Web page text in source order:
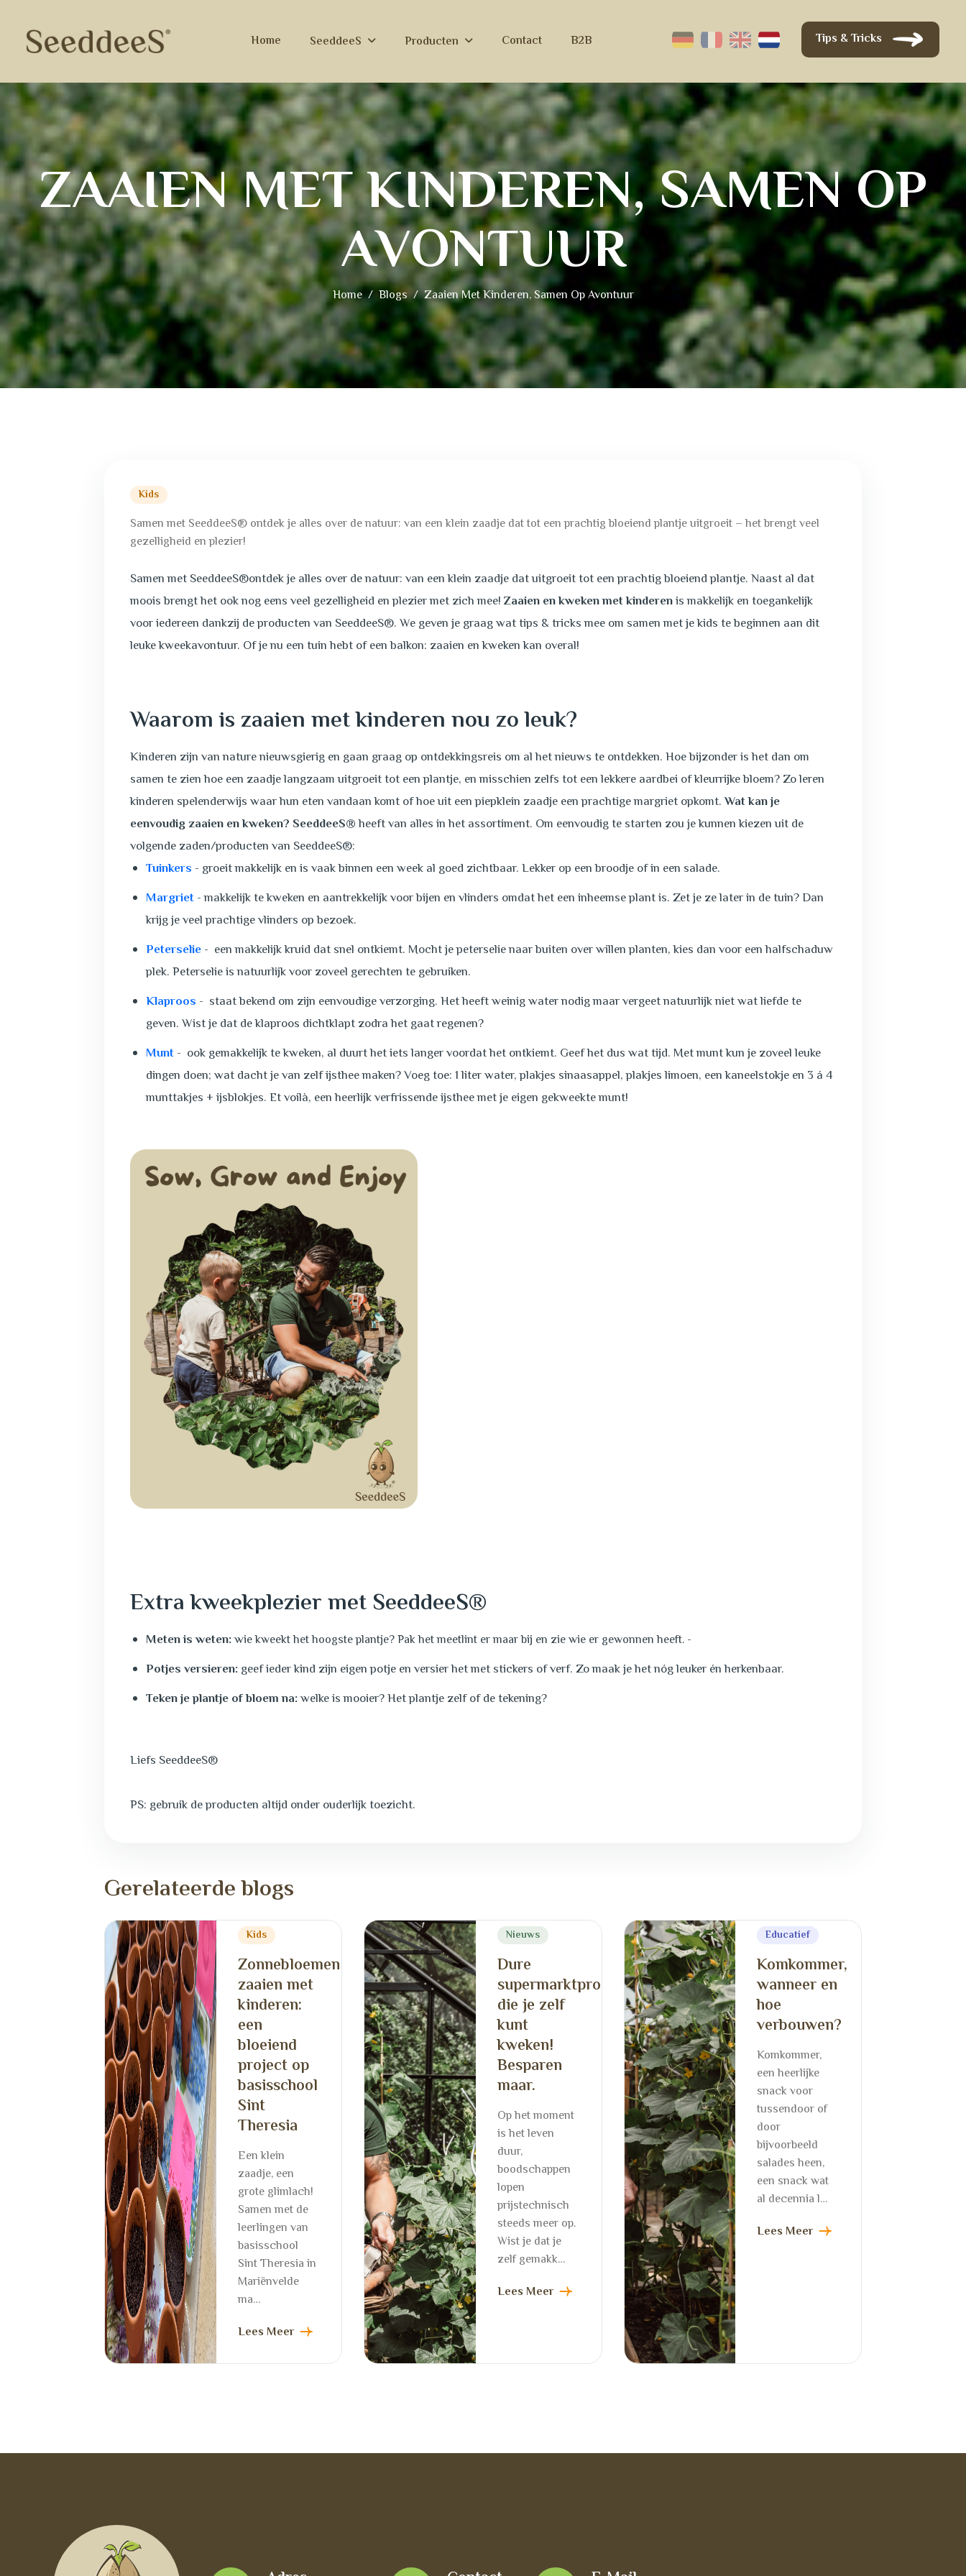
Home SeeddeeS Producten Contact B2B Tips & Tricks
ZAAIENMETKINDEREN,SAMENOP
AVONTUUR
Home Blogs Zaaien Met Kinderen, Samen Op Avontuur
Kids
Samen met SeeddeeS® ontdek je alles over de natuur: van een klein zaadje dat tot een prachtig bloeiend plantje uitgroeit – het brengt veel
gezelligheid en plezier!
Samen met SeeddeeS®ontdek je alles over de natuur: van een klein zaadje dat uitgroeit tot een prachtig bloeiend plantje. Naast al dat
moois brengt het ook nog eens veel gezelligheid en plezier met zich mee!Zaaien en kweken met kinderenis makkelijk en toegankelijk
voor iedereen dankzij de producten van SeeddeeS®. We geven je graag wat tips & tricks mee om samen met je kids te beginnen aan dit
leuke kweekavontuur. Of je nu een tuin hebt of een balkon: zaaien en kweken kan overal!
Waarom is zaaien met kinderen nou zo leuk?
Kinderen zijn van nature nieuwsgierig en gaan graag op ontdekkingsreis om al het nieuws te ontdekken. Hoe bijzonder is het dan om
samen te zien hoe een zaadje langzaam uitgroeit tot een plantje, en misschien zelfs tot een lekkere aardbei of kleurrijke bloem? Zo leren
kinderen spelenderwijs waar hun eten vandaan komt of hoe uit een piepklein zaadje een prachtige margriet opkomt.Wat kan je
eenvoudig zaaien en kweken? SeeddeeS®heeft van alles in het assortiment. Om eenvoudig te starten zou je kunnen kiezen uit de
volgende zaden/producten van SeeddeeS®:
Tuinkers - groeit makkelijk en is vaak binnen een week al goed zichtbaar. Lekker op een broodje of in een salade.
Margriet- makkelijk te kweken en aantrekkelijk voor bijen en vlinders omdat het een inheemse plant is. Zet je ze later in de tuin? Dan
krijg je veel prachtige vlinders op bezoek.
Peterselie- een makkelijk kruid dat snel ontkiemt. Mocht je peterselie naar buiten over willen planten, kies dan voor een halfschaduw
plek. Peterselie is natuurlijk voor zoveel gerechten te gebruiken.
Klaproos - staat bekend om zijn eenvoudige verzorging. Het heeft weinig water nodig maar vergeet natuurlijk niet wat liefde te
geven. Wist je dat de klaproos dichtklapt zodra het gaat regenen?
Munt- ook gemakkelijk te kweken, al duurt het iets langer voordat het ontkiemt. Geef het dus wat tijd. Met munt kun je zoveel leuke
dingen doen; wat dacht je van zelf ijsthee maken? Voeg toe: 1 liter water, plakjes sinaasappel, plakjes limoen, een kaneelstokje en 3 á 4
munttakjes + ijsblokjes. Et voilà, een heerlijk verfrissende ijsthee met je eigen gekweekte munt!
Extra kweekplezier met SeeddeeS®
Meten is weten:wie kweekt het hoogste plantje? Pak het meetlint er maar bij en zie wie er gewonnen heeft. -
Potjes versieren:geef ieder kind zijn eigen potje en versier het met stickers of verf. Zo maak je het nóg leuker én herkenbaar.
Teken je plantje of bloem na:welke is mooier? Het plantje zelf of de tekening?
Liefs SeeddeeS®
PS: gebruik de producten altijd onder ouderlijk toezicht.
Gerelateerdeblogs
Kids
Zonnebloemen
zaaien met
kinderen:
een
bloeiend
project op
basisschool
Sint
Theresia
Een klein
zaadje, een
grote glimlach!
Samen met de
leerlingen van
basisschool
Sint Theresia in
Mariënvelde
ma…
Lees Meer
Nieuws
Dure
supermarktproducten
die je zelf
kunt
kweken!
Besparen
maar.
Op het moment
is het leven
duur,
boodschappen
lopen
prijstechnisch
steeds meer op.
Wist je dat je
zelf gemakk…
Lees Meer
Educatief
Komkommer,
wanneer en
hoe
verbouwen?
Komkommer,
een heerlijke
snack voor
tussendoor of
door
bijvoorbeeld
salades heen,
een snack wat
al decennia l…
Lees Meer